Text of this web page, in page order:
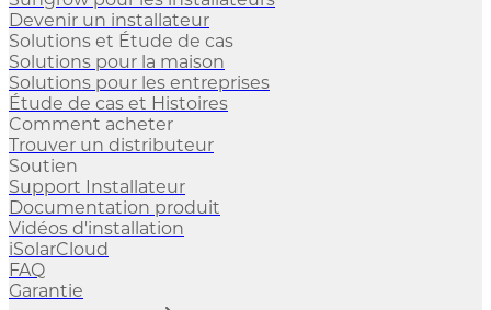
Devenir un installateur
Solutions et Étude de cas
Solutions pour la maison
Solutions pour les entreprises
Étude de cas et Histoires
Comment acheter
Trouver un distributeur
Soutien
Support Installateur
Documentation produit
Vidéos d'installation
iSolarCloud
FAQ
Garantie